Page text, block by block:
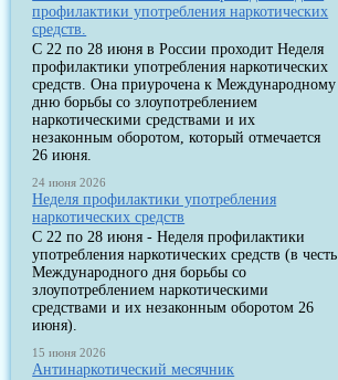
профилактики употребления наркотических
средств.
С 22 по 28 июня в России проходит Неделя
профилактики употребления наркотических
средств. Она приурочена к Международному
дню борьбы со злоупотреблением
наркотическими средствами и их
незаконным оборотом, который отмечается
26 июня.
24 июня 2026
Неделя профилактики употребления
наркотических средств
С 22 по 28 июня - Неделя профилактики
употребления наркотических средств (в честь
Международного дня борьбы со
злоупотреблением наркотическими
средствами и их незаконным оборотом 26
июня).
15 июня 2026
Антинаркотический месячник